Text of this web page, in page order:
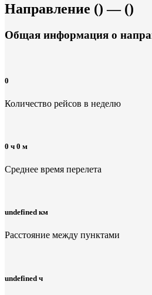
Направление () — ()
Общая информация о
0
Количество рейсов в неделю
0 ч 0 м
Среднее время перелета
undefined км
Расстояние между пунктами
undefined ч